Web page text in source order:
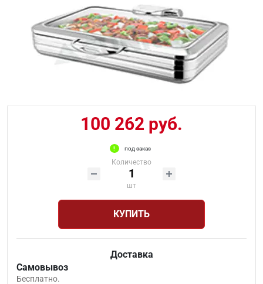
100 262 руб.
под заказ
Количество
шт
КУПИТЬ
Доставка
Самовывоз
Бесплатно.